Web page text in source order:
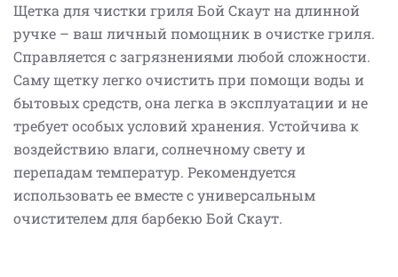
Щетка для чистки гриля Бой Скаут на длинной
ручке – ваш личный помощник в очистке гриля.
Справляется с загрязнениями любой сложности.
Саму щетку легко очистить при помощи воды и
бытовых средств, она легка в эксплуатации и не
требует особых условий хранения. Устойчива к
воздействию влаги, солнечному свету и
перепадам температур. Рекомендуется
использовать ее вместе с универсальным
очистителем для барбекю Бой Скаут.